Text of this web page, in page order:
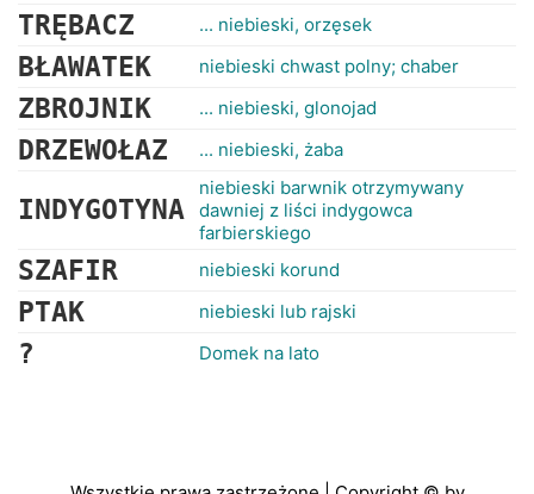
TRĘBACZ ... niebieski, orzęsek
BŁAWATEK niebieski chwast polny; chaber
ZBROJNIK ... niebieski, glonojad
DRZEWOŁAZ ... niebieski, żaba
INDYGOTYNA
niebieski barwnik otrzymywany
dawniej z liści indygowca
farbierskiego
SZAFIR niebieski korund
PTAK niebieski lub rajski
? Domek na lato